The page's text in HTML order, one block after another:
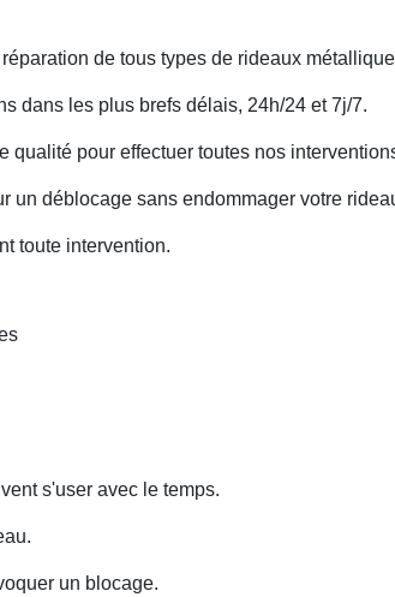
de tous types de rideaux
dans les plus brefs délais, 24h/24 et 7j/7.
qualité pour effectuer toutes nos
un déblocage sans endommager votre
toute intervention.
s'user avec le temps.
un blocage.